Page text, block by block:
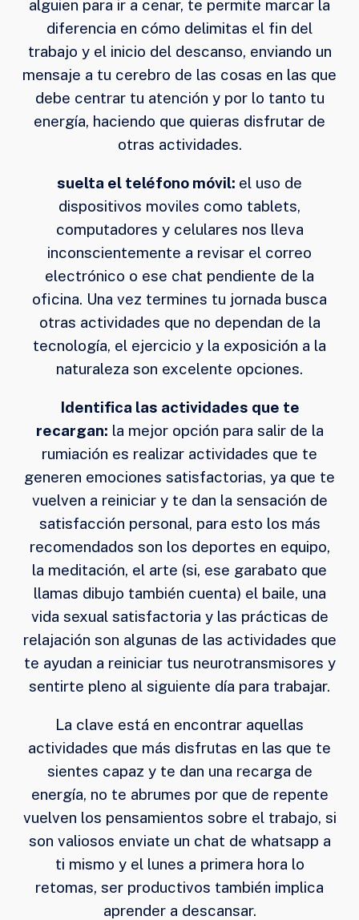
alguien para ir a cenar, te permite marcar la
diferencia en cómo delimitas el fin del
trabajo y el inicio del descanso, enviando un
mensaje a tu cerebro de las cosas en las que
debe centrar tu atención y por lo tanto tu
energía, haciendo que quieras disfrutar de
otras actividades.
suelta el teléfono móvil: el uso de
dispositivos moviles como tablets,
computadores y celulares nos lleva
inconscientemente a revisar el correo
electrónico o ese chat pendiente de la
oficina. Una vez termines tu jornada busca
otras actividades que no dependan de la
tecnología, el ejercicio y la exposición a la
naturaleza son excelente opciones.
Identifica las actividades que te
recargan: la mejor opción para salir de la
rumiación es realizar actividades que te
generen emociones satisfactorias, ya que te
vuelven a reiniciar y te dan la sensación de
satisfacción personal, para esto los más
recomendados son los deportes en equipo,
la meditación, el arte (si, ese garabato que
llamas dibujo también cuenta) el baile, una
vida sexual satisfactoria y las prácticas de
relajación son algunas de las actividades que
te ayudan a reiniciar tus neurotransmisores y
sentirte pleno al siguiente día para trabajar.
La clave está en encontrar aquellas
actividades que más disfrutas en las que te
sientes capaz y te dan una recarga de
energía, no te abrumes por que de repente
vuelven los pensamientos sobre el trabajo, si
son valiosos enviate un chat de whatsapp a
ti mismo y el lunes a primera hora lo
retomas, ser productivos también implica
aprender a descansar.